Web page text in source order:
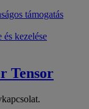
támogatás
kezelése
Tensor